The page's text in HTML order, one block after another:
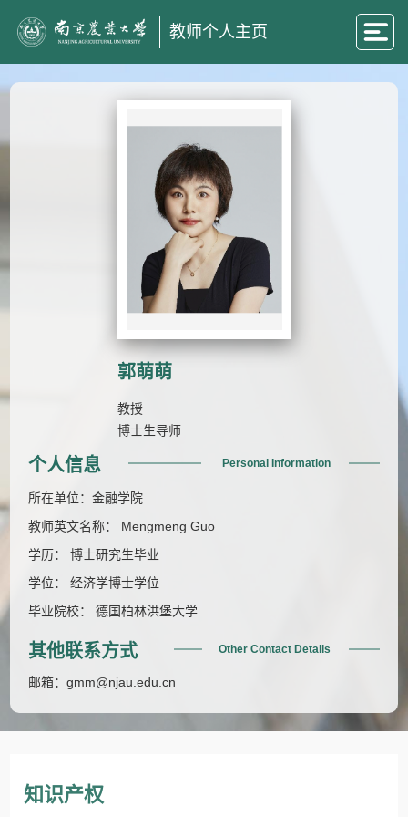
教师个人主页
郭萌萌
教授
博士生导师
个人信息 Personal Information
所在单位：金融学院
教师英文名称： Mengmeng Guo
学历： 博士研究生毕业
学位： 经济学博士学位
毕业院校： 德国柏林洪堡大学
其他联系方式 Other Contact Details
邮箱：gmm@njau.edu.cn
知识产权